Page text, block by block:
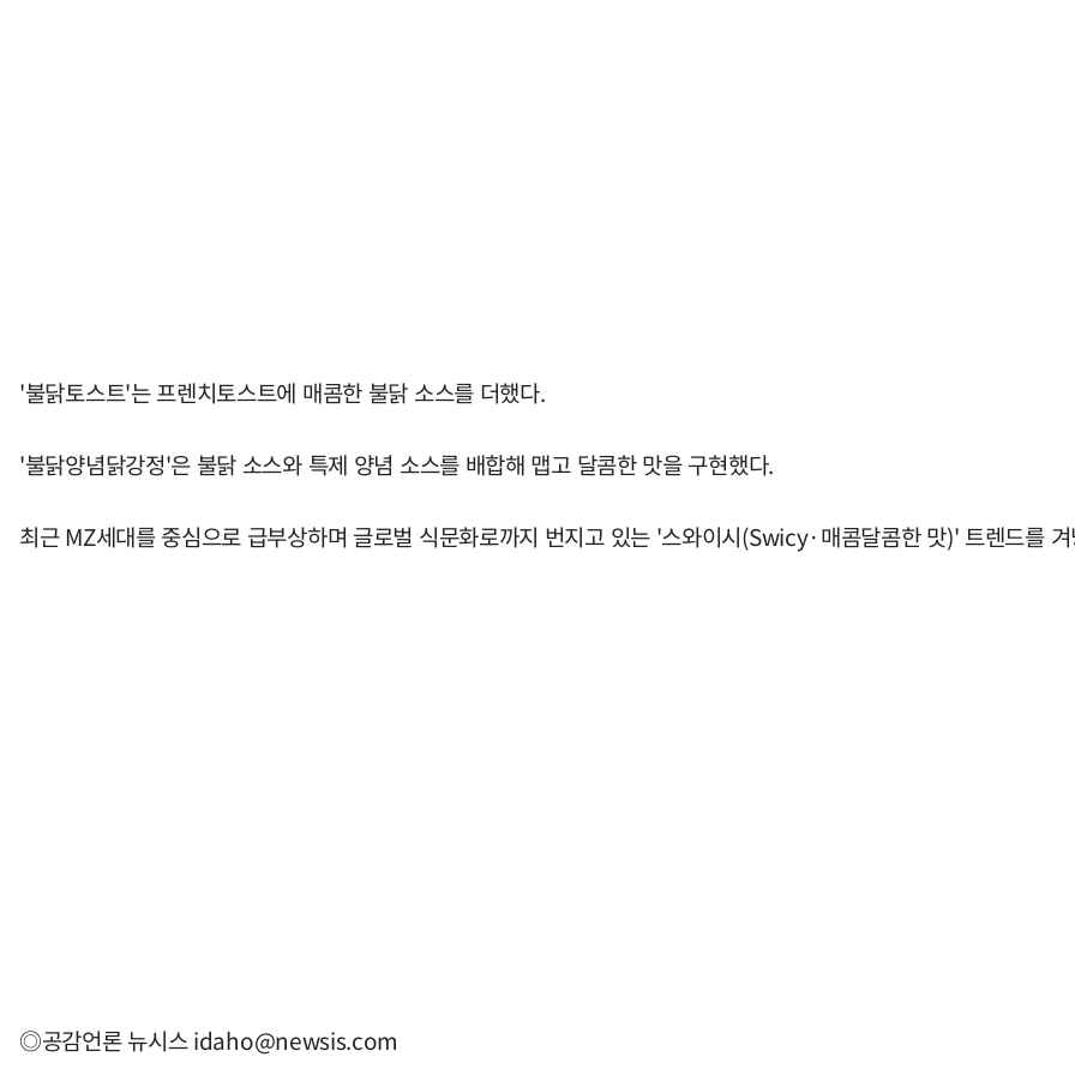
'불닭토스트'는 프렌치토스트에 매콤한 불닭 소스를 더했다.
'불닭양념닭강정'은 불닭 소스와 특제 양념 소스를 배합해 맵고 달콤한 맛을 구현했다.
최근 MZ세대를 중심으로 급부상하며 글로벌 식문화로까지 번지고 있는 '스와이시(Swicy·매콤달콤한 맛)' 트렌드를
◎공감언론 뉴시스idaho@newsis.com